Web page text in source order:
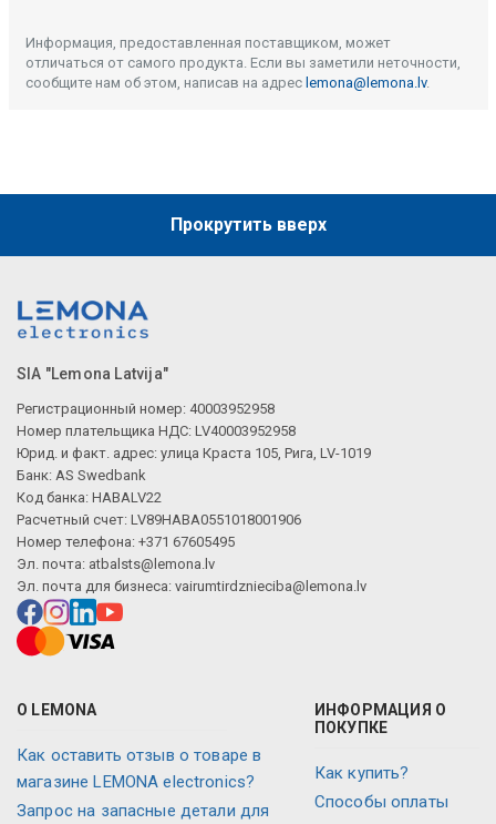
Информация, предоставленная поставщиком, может
отличаться от самого продукта. Если вы заметили неточности,
сообщите нам об этом, написав на адрес lemona@lemona.lv.
Прокрутить вверх
SIA "Lemona Latvija"
Регистрационный номер: 40003952958
Номер плательщика НДС: LV40003952958
Юрид. и факт. адрес: улица Краста 105, Рига, LV-1019
Банк: AS Swedbank
Код банка: HABALV22
Расчетный счет: LV89HABA0551018001906
Номер телефона: +371 67605495
Эл. почта: atbalsts@lemona.lv
Эл. почта для бизнеса: vairumtirdznieciba@lemona.lv
О LEMONA
Как оставить отзыв о товаре в
магазине LEMONA electronics?
Запрос на запасные детали для
ИНФОРМАЦИЯ О
ПОКУПКЕ
Как купить?
Способы оплаты